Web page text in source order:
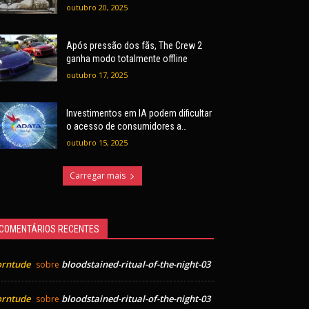
outubro 20, 2025
Após pressão dos fãs, The Crew 2
ganha modo totalmente offline
outubro 17, 2025
Investimentos em IA podem dificultar
o acesso de consumidores a
hardware, alerta ADATA
outubro 15, 2025
Carregar mais
RECENTES
sobre bloodstained-ritual-of-the-night-03
sobre bloodstained-ritual-of-the-night-03